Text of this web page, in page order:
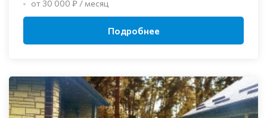
от 30 000 ₽ / месяц
Подробнее